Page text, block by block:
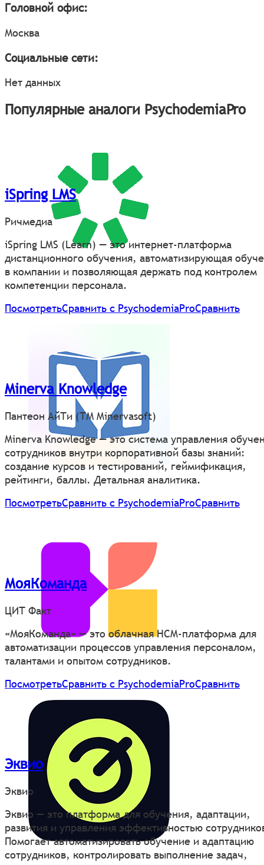
Головной офис:
Москва
Социальные сети:
Нет данных
Популярные аналоги PsychodemiaPro
iSpring LMS
Ричмедиа
iSpring LMS (Learn) — это интернет-платформа
дистанционного обучения, автоматизирующая
в компании и позволяющая держать под контролем
компетенции персонала.
ПосмотретьСравнить с PsychodemiaProСравнить
Minerva Knowledge
Пантеон АйТи (ТМ Minervasoft)
Minerva Knowledge — это система управления
сотрудников внутри корпоративной базы знаний:
создание курсов и тестирований, геймификация,
рейтинги, баллы. Детальная аналитика.
ПосмотретьСравнить с PsychodemiaProСравнить
МояКоманда
ЦИТ Факт
«МояКоманда» — это облачная HCM-платформа для
автоматизации процессов управления персоналом,
талантами и опытом сотрудников.
ПосмотретьСравнить с PsychodemiaProСравнить
Эквио
Эквио
Эквио — это платформа для обучения, адаптации,
развития и управления эффективностью
Помогает автоматизировать обучение и адаптацию
сотрудников, контролировать выполнение задач,